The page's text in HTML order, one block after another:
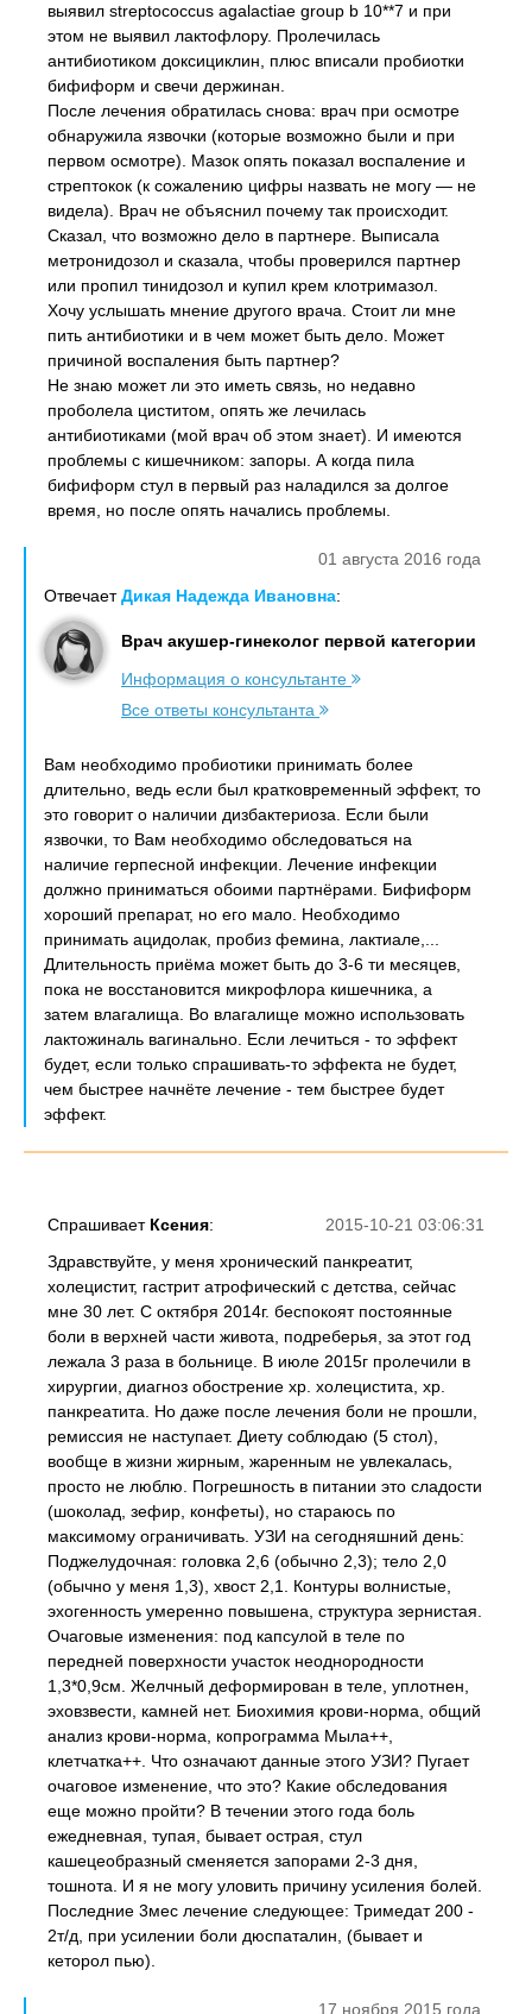
выявил streptococcus agalactiae group b 10**7 и при
этом не выявил лактофлору. Пролечилась
антибиотиком доксициклин, плюс вписали пробиотки
бифиформ и свечи держинан.
После лечения обратилась снова: врач при осмотре
обнаружила язвочки (которые возможно были и при
первом осмотре). Мазок опять показал воспаление и
стрептокок (к сожалению цифры назвать не могу — не
видела). Врач не объяснил почему так происходит.
Сказал, что возможно дело в партнере. Выписала
метронидозол и сказала, чтобы проверился партнер
или пропил тинидозол и купил крем клотримазол.
Хочу услышать мнение другого врача. Стоит ли мне
пить антибиотики и в чем может быть дело. Может
причиной воспаления быть партнер?
Не знаю может ли это иметь связь, но недавно
проболела циститом, опять же лечилась
антибиотиками (мой врач об этом знает). И имеются
проблемы с кишечником: запоры. А когда пила
бифиформ стул в первый раз наладился за долгое
время, но после опять начались проблемы.
01 августа 2016 года
ОтвечаетДикая Надежда Ивановна:
Врач акушер-гинеколог первой категории
Информация о консультанте
Все ответы консультанта
Вам необходимо пробиотики принимать более
длительно, ведь если был кратковременный эффект, то
это говорит о наличии дизбактериоза. Если были
язвочки, то Вам необходимо обследоваться на
наличие герпесной инфекции. Лечение инфекции
должно приниматься обоими партнёрами. Бифиформ
хороший препарат, но его мало. Необходимо
принимать ацидолак, пробиз фемина, лактиале,...
Длительность приёма может быть до 3-6 ти месяцев,
пока не восстановится микрофлора кишечника, а
затем влагалища. Во влагалище можно использовать
лактожиналь вагинально. Если лечиться - то эффект
будет, если только спрашивать-то эффекта не будет,
чем быстрее начнёте лечение - тем быстрее будет
эффект.
2015-10-21 03:06:31
Спрашивает Ксения:
Здравствуйте, у меня хронический панкреатит,
холецистит, гастрит атрофический с детства, сейчас
мне 30 лет. С октября 2014г. беспокоят постоянные
боли в верхней части живота, подреберья, за этот год
лежала 3 раза в больнице. В июле 2015г пролечили в
хирургии, диагноз обострение хр. холецистита, хр.
панкреатита. Но даже после лечения боли не прошли,
ремиссия не наступает. Диету соблюдаю (5 стол),
вообще в жизни жирным, жаренным не увлекалась,
просто не люблю. Погрешность в питании это сладости
(шоколад, зефир, конфеты), но стараюсь по
максимому ограничивать. УЗИ на сегодняшний день:
Поджелудочная: головка 2,6 (обычно 2,3); тело 2,0
(обычно у меня 1,3), хвост 2,1. Контуры волнистые,
эхогенность умеренно повышена, структура зернистая.
Очаговые изменения: под капсулой в теле по
передней поверхности участок неоднородности
1,3*0,9см. Желчный деформирован в теле, уплотнен,
эховзвести, камней нет. Биохимия крови-норма, общий
анализ крови-норма, копрограмма Мыла++,
клетчатка++. Что означают данные этого УЗИ? Пугает
очаговое изменение, что это? Какие обследования
еще можно пройти? В течении этого года боль
ежедневная, тупая, бывает острая, стул
кашецеобразный сменяется запорами 2-3 дня,
тошнота. И я не могу уловить причину усиления болей.
Последние 3мес лечение следующее: Тримедат 200 -
2т/д, при усилении боли дюспаталин, (бывает и
кеторол пью).
17 ноября 2015 года